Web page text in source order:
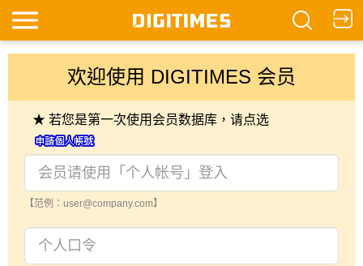
欢迎使用 DIGITIMES 会员
★ 若您是第一次使用会员数据库，请点选
【范例：user@company.com】